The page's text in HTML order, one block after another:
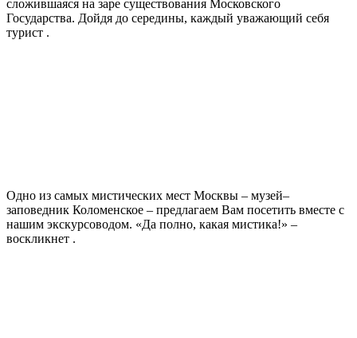
сложившаяся на заре существования Московского
Государства. Дойдя до середины, каждый уважающий себя
турист .
Одно из самых мистических мест Москвы – музей–
заповедник Коломенское – предлагаем Вам посетить вместе с
нашим экскурсоводом. «Да полно, какая мистика!» –
воскликнет .